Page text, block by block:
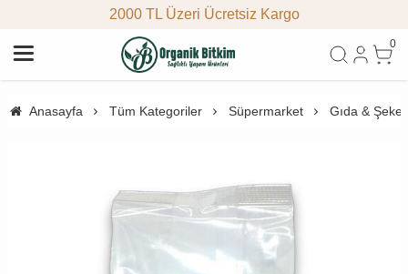
2000 TL Üzeri Ücretsiz Kargo
0
Anasayfa Tüm Kategoriler Süpermarket Gıda &